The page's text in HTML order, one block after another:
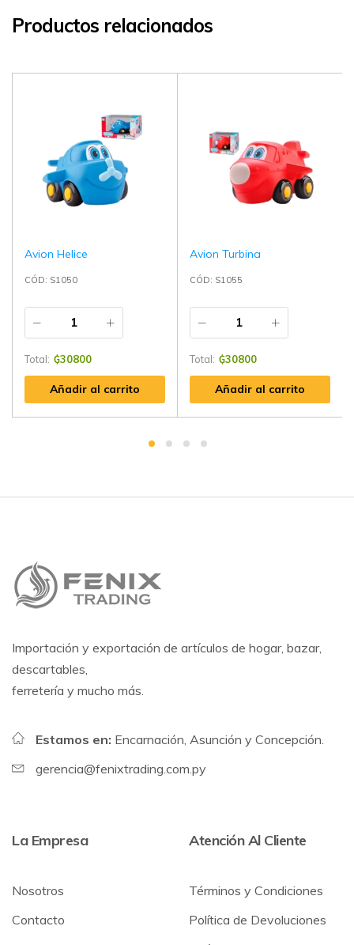
Productos relacionados
Avion Helice
CÓD: S1050
Total: ₲30800
Añadir al carrito
Avion Turbina
CÓD: S1055
Total: ₲30800
Añadir al carrito
Importación y exportación de artículos de hogar, bazar,
descartables,
ferretería y mucho más.
Estamos en: Encarnación, Asunción y Concepción.
gerencia@fenixtrading.com.py
La Empresa
Nosotros
Contacto
Atención Al Cliente
Términos y Condiciones
Política de Devoluciones